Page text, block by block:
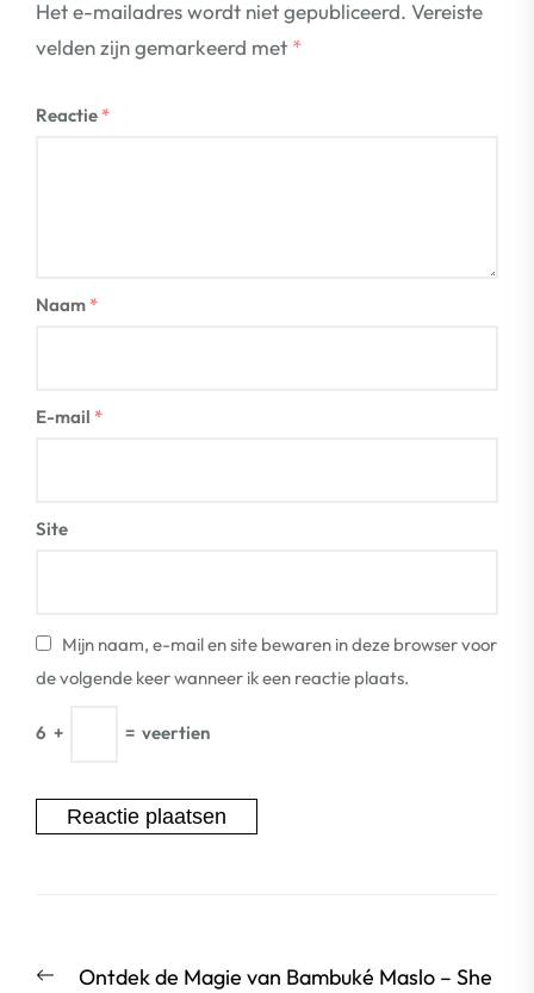
Het e-mailadres wordt niet gepubliceerd. Vereiste
velden zijn gemarkeerd met *
Reactie *
Naam *
E-mail *
Site
Mijn naam, e-mail en site bewaren in deze browser voor
de volgende keer wanneer ik een reactie plaats.
6 + = veertien
VorigeOntdek de Magie van Bambuké Maslo – She